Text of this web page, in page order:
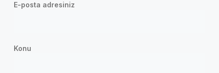
E-posta adresiniz
Konu